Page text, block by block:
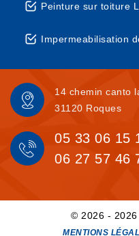
Peinture sur toiture
Impermeabilisation
14 chemin canto
31120 Roques
05 33 06 15
06 27 57 46
© 2026 -
MENTIONS